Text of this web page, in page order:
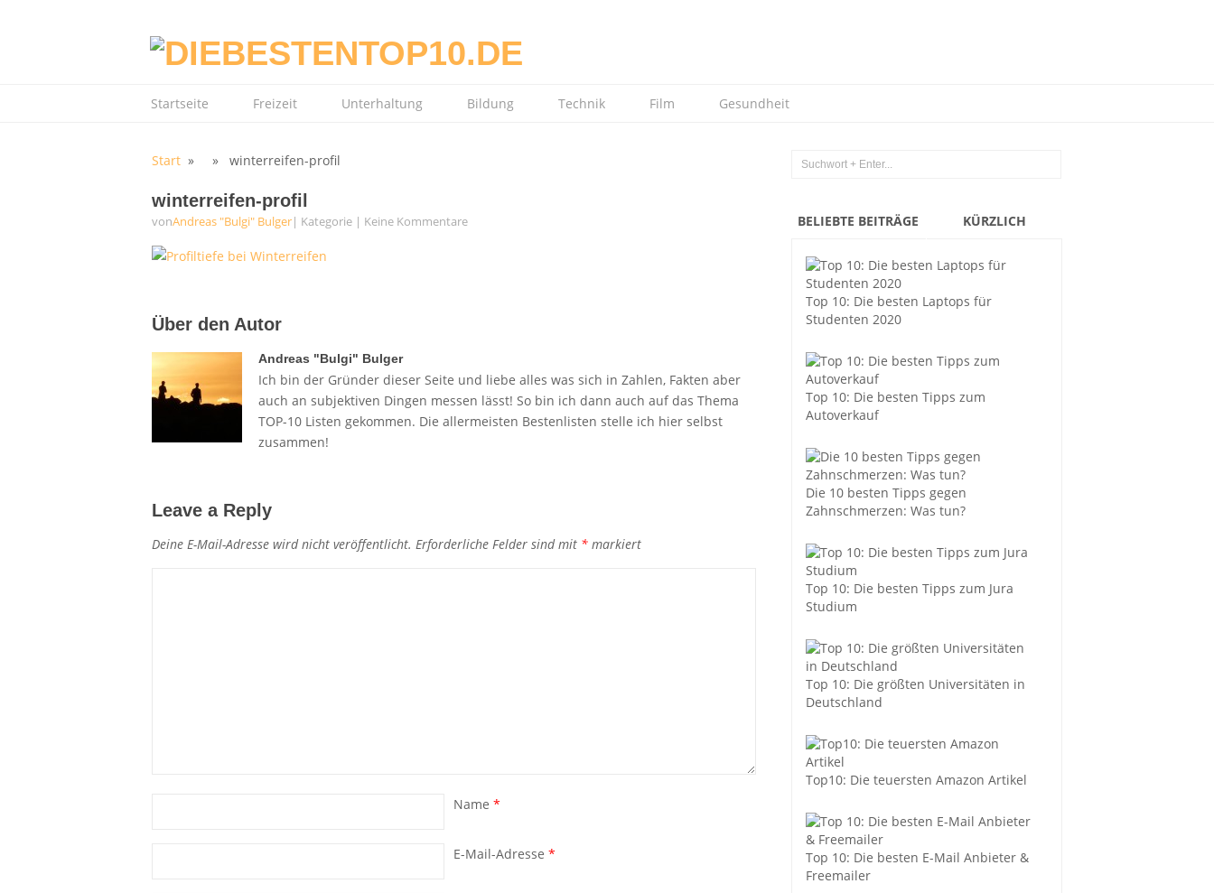
Startseite Freizeit Unterhaltung Bildung Technik Film Gesundheit
Start » » winterreifen-profil
winterreifen-profil
vonAndreas "Bulgi" Bulger| Kategorie | Keine Kommentare
Über den Autor
Andreas "Bulgi" Bulger
Ich bin der Gründer dieser Seite und liebe alles was sich in Zahlen, Fakten aber
auch an subjektiven Dingen messen lässt! So bin ich dann auch auf das Thema
TOP-10 Listen gekommen. Die allermeisten Bestenlisten stelle ich hier selbst
zusammen!
Leave a Reply
Deine E-Mail-Adresse wird nicht veröffentlicht. Erforderliche Felder sind mit * markiert
Name *
E-Mail-Adresse *
BELIEBTE BEITRÄGE KÜRZLICH
Top 10: Die besten Laptops für
Studenten 2020
Top 10: Die besten Tipps zum
Autoverkauf
Die 10 besten Tipps gegen
Zahnschmerzen: Was tun?
Top 10: Die besten Tipps zum Jura
Studium
Top 10: Die größten Universitäten in
Deutschland
Top10: Die teuersten Amazon Artikel
Top 10: Die besten E-Mail Anbieter &
Freemailer